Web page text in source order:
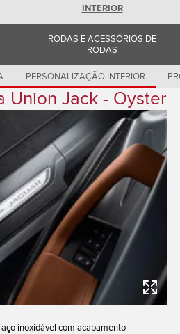
INTERIOR
RODAS E ACESSÓRIOS DE
RODAS
PERSONALIZAÇÃO INTERIOR
Union Jack - Oyster
inoxidável com acabamento